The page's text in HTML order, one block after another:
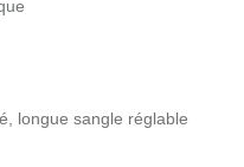
longue sangle réglable